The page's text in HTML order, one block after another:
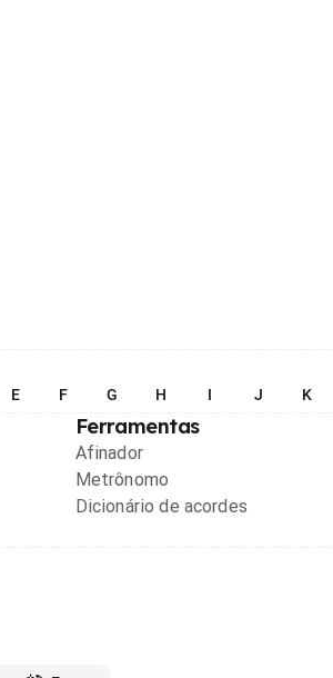
E F G H I J K
Ferramentas
Afinador
Metrônomo
Dicionário de acordes